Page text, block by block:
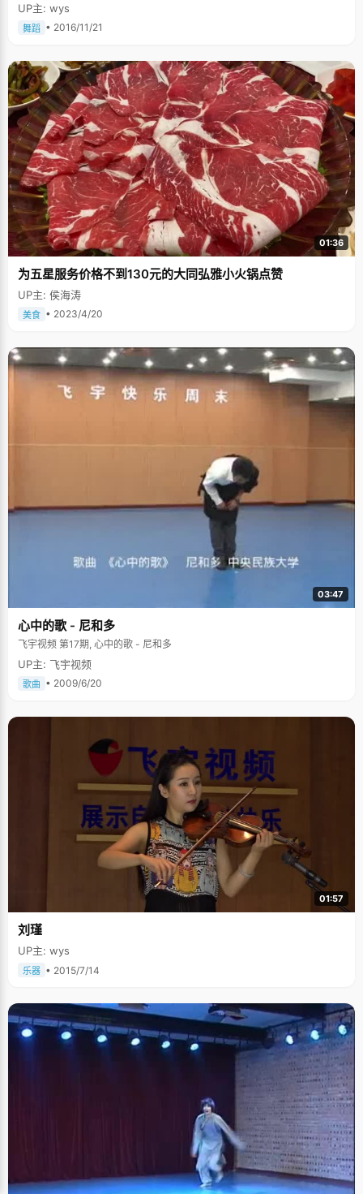
UP主: wys
舞蹈 • 2016/11/21
01:36
为五星服务价格不到130元的大同弘雅小火锅点赞
UP主: 侯海涛
美食 • 2023/4/20
03:47
心中的歌 - 尼和多
飞宇视频 第17期, 心中的歌 - 尼和多
UP主: 飞宇视频
歌曲 • 2009/6/20
01:57
刘瑾
UP主: wys
乐器 • 2015/7/14